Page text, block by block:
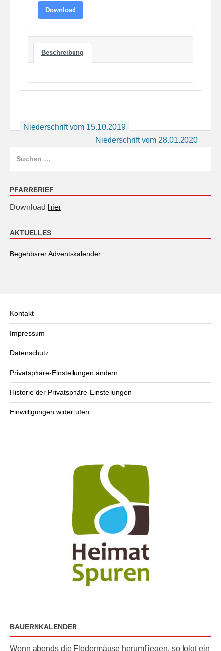
Download
Beschreibung
Beitragsnavigation
Niederschrift vom 15.10.2019
Niederschrift vom 28.01.2020
PFARRBRIEF
Download hier
AKTUELLES
Begehbarer Adventskalender
Kontakt
Impressum
Datenschutz
Privatsphäre-Einstellungen ändern
Historie der Privatsphäre-Einstellungen
Einwilligungen widerrufen
BAUERNKALENDER
Wenn abends die Fledermäuse herumfliegen, so folgt ein